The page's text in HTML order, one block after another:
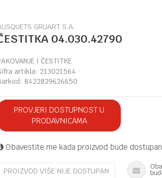
GRUART S.A.
04.030.42790
I ČESTITKE
artikla: 213021564
8422829626650
PROVJERI DOSTUPNOST U
PRODAVNICAMA
Obavestite me kada proizvod bude dostupan
PROIZVOD VIŠE NIJE DOSTUPAN